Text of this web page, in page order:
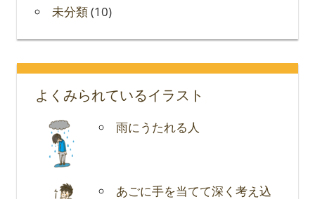
未分類(10)
よくみられているイラスト
雨にうたれる人
あごに手を当てて深く考え込